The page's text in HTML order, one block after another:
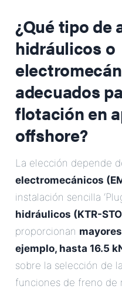
¿Qué tipo de
hidráulicos o
adecuados
flotación en
offshore?
La elección depende
electromecánicos
instalación sencilla
hidráulicos (KTR-
proporcionan
ejemplo, hasta 16.5
sobre la selección de
funciones de freno de